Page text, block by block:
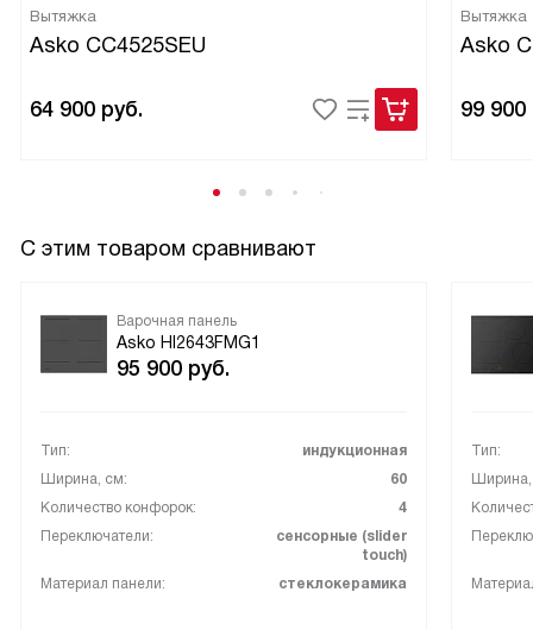
Вытяжка
Asko CC4525SEU
64 900 руб.
Вытяжка
Asko
99 900
С этим товаром сравнивают
Варочная панель
Asko HI2643FMG1
95 900 руб.
Тип:
индукционная
Ширина, см:
60
Количество конфорок:
4
Переключатели:
сенсорные (slider
touch)
Материал панели:
стеклокерамика
Тип: